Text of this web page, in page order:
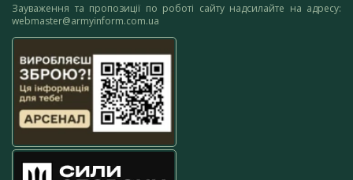
Зауваження та пропозиції по роботі сайту надсилайте на адресу:
webmaster@armyinform.com.ua